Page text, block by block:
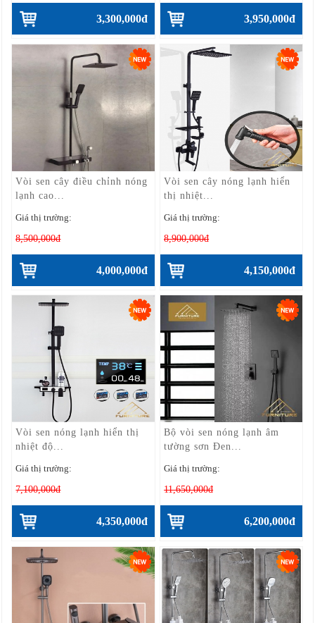
3,300,000đ 3,950,000đ
Vòi sen cây điều chỉnh nóng
lạnh cao...
Giá thị trường:
8,500,000đ
4,000,000đ
Vòi sen cây nóng lạnh hiển
thị nhiệt...
Giá thị trường:
8,900,000đ
4,150,000đ
Vòi sen nóng lạnh hiển thị
nhiệt độ...
Giá thị trường:
7,100,000đ
4,350,000đ
Bộ vòi sen nóng lạnh âm
tường sơn Đen...
Giá thị trường:
11,650,000đ
6,200,000đ